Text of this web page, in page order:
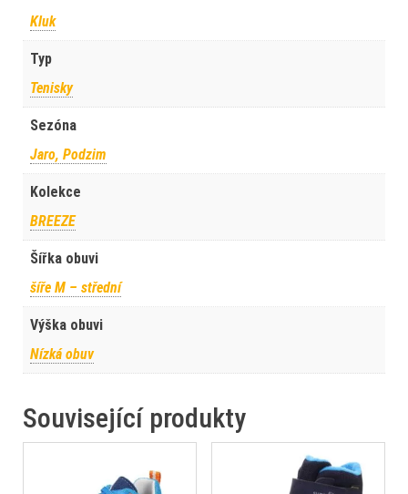
Kluk
Typ
Tenisky
Sezóna
Jaro, Podzim
Kolekce
BREEZE
Šířka obuvi
šíře M – střední
Výška obuvi
Nízká obuv
Související produkty